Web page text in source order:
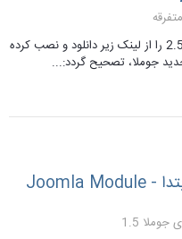
با سلام، از دوستان عزیز خواهش دارم جوملا 2.5 را از لینک زیر دانلود و نصب کرده
جوملا، تصحیح گردد:...
آموزش ویدیویی ماژول جوملا از ابتدا - Joomla Module
1.5